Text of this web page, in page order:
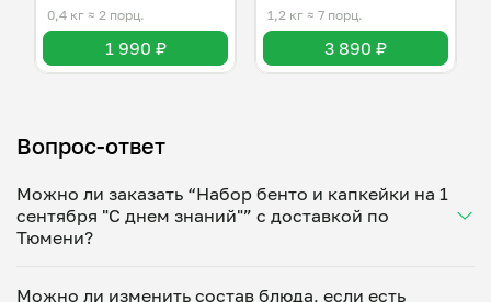
мужчины
0,4 кг ≈ 2 порц.
1 990 ₽
1,2 кг ≈ 7 порц.
3 890 ₽
Вопрос-ответ
Можно ли заказать “Набор бенто и капкейки на 1
сентября "С днем знаний"” с доставкой по
Тюмени?
Можно ли изменить состав блюда, если есть